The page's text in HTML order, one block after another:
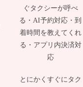
ぐタクシーが呼べ
る・AI予約対応・到
着時間を教えてくれ
る・アプリ内決済対
応
とにかくすぐにタク